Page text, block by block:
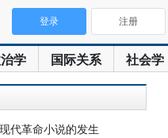
学 国际关系 社会学
登录 注册
代革命小说的发生